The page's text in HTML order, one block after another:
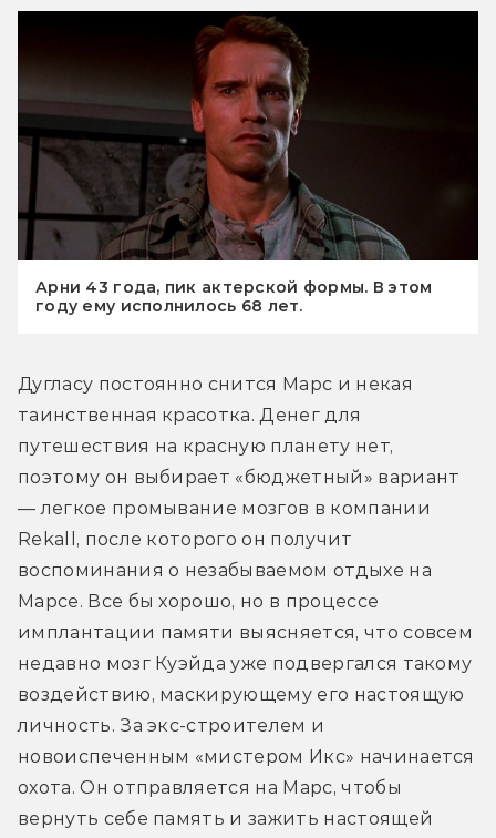
Арни 43 года, пик актерской формы. В этом
году ему исполнилось 68 лет.
Дугласу постоянно снится Марс и некая
таинственная красотка. Денег для
путешествия на красную планету нет,
поэтому он выбирает «бюджетный» вариант
— легкое промывание мозгов в компании
Rekall, после которого он получит
воспоминания о незабываемом отдыхе на
Марсе. Все бы хорошо, но в процессе
имплантации памяти выясняется, что совсем
недавно мозг Куэйда уже подвергался такому
воздействию, маскирующему его настоящую
личность. За экс-строителем и
новоиспеченным «мистером Икс» начинается
охота. Он отправляется на Марс, чтобы
вернуть себе память и зажить настоящей